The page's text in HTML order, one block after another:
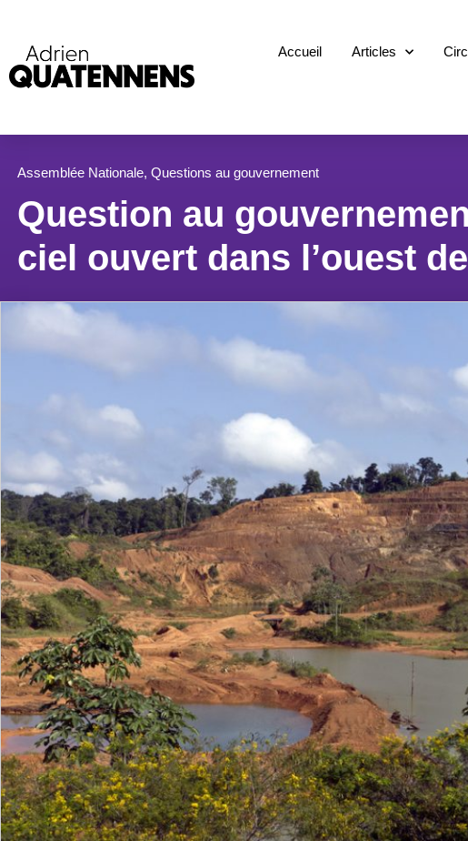
Accueil Articles
Assemblée Nationale, Questions au gouvernement
Question au
ciel ouvert dans l’ouest